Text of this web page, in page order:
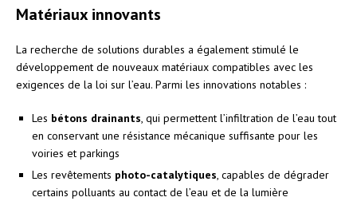
Matériaux innovants
La recherche de solutions durables a également stimulé le
développement de nouveaux matériaux compatibles avec les
exigences de la loi sur l’eau. Parmi les innovations notables :
Les bétons drainants , qui permettent l’infiltration de l’eau tout
en conservant une résistance mécanique suffisante pour les
voiries et parkings
Les revêtements photo-catalytiques , capables de dégrader
certains polluants au contact de l’eau et de la lumière